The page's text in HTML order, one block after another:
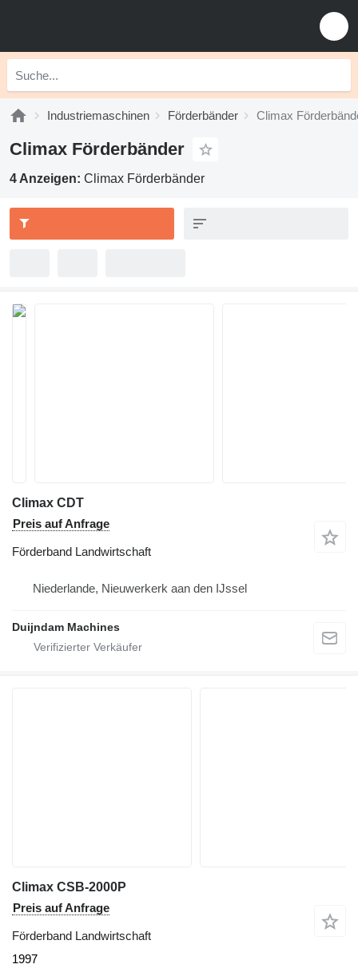
Industriemaschinen Förderbänder Climax
Climax Förderbänder
4 Anzeigen: Climax Förderbänder
Climax CDT
Preis auf Anfrage
Förderband Landwirtschaft
Niederlande, Nieuwerkerk aan den IJssel
Duijndam Machines
Climax CSB-2000P
Preis auf Anfrage
Förderband Landwirtschaft
1997